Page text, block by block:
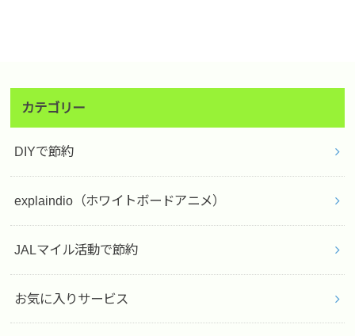
カテゴリー
DIYで節約
explaindio（ホワイトボードアニメ）
JALマイル活動で節約
お気に入りサービス